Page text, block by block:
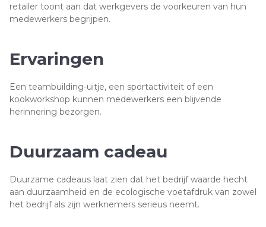
retailer toont aan dat werkgevers de voorkeuren van hun
medewerkers begrijpen.
Ervaringen
Een teambuilding-uitje, een sportactiviteit of een
kookworkshop kunnen medewerkers een blijvende
herinnering bezorgen.
Duurzaam cadeau
Duurzame cadeaus laat zien dat het bedrijf waarde hecht
aan duurzaamheid en de ecologische voetafdruk van zowel
het bedrijf als zijn werknemers serieus neemt.